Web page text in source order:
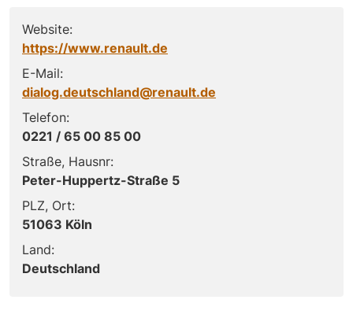
Website:
https://www.renault.de
E-Mail:
dialog.deutschland@renault.de
Telefon:
0221 / 65 00 85 00
Straße, Hausnr:
Peter-Huppertz-Straße 5
PLZ, Ort:
51063 Köln
Land:
Deutschland